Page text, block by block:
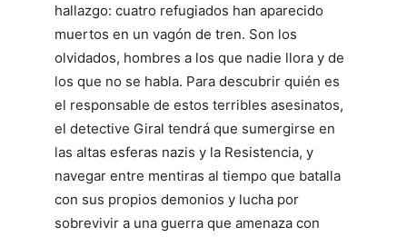
hallazgo: cuatro refugiados han aparecido
muertos en un vagón de tren. Son los
olvidados, hombres a los que nadie llora y de
los que no se habla. Para descubrir quién es
el responsable de estos terribles asesinatos,
el detective Giral tendrá que sumergirse en
las altas esferas nazis y la Resistencia, y
navegar entre mentiras al tiempo que batalla
con sus propios demonios y lucha por
sobrevivir a una guerra que amenaza con